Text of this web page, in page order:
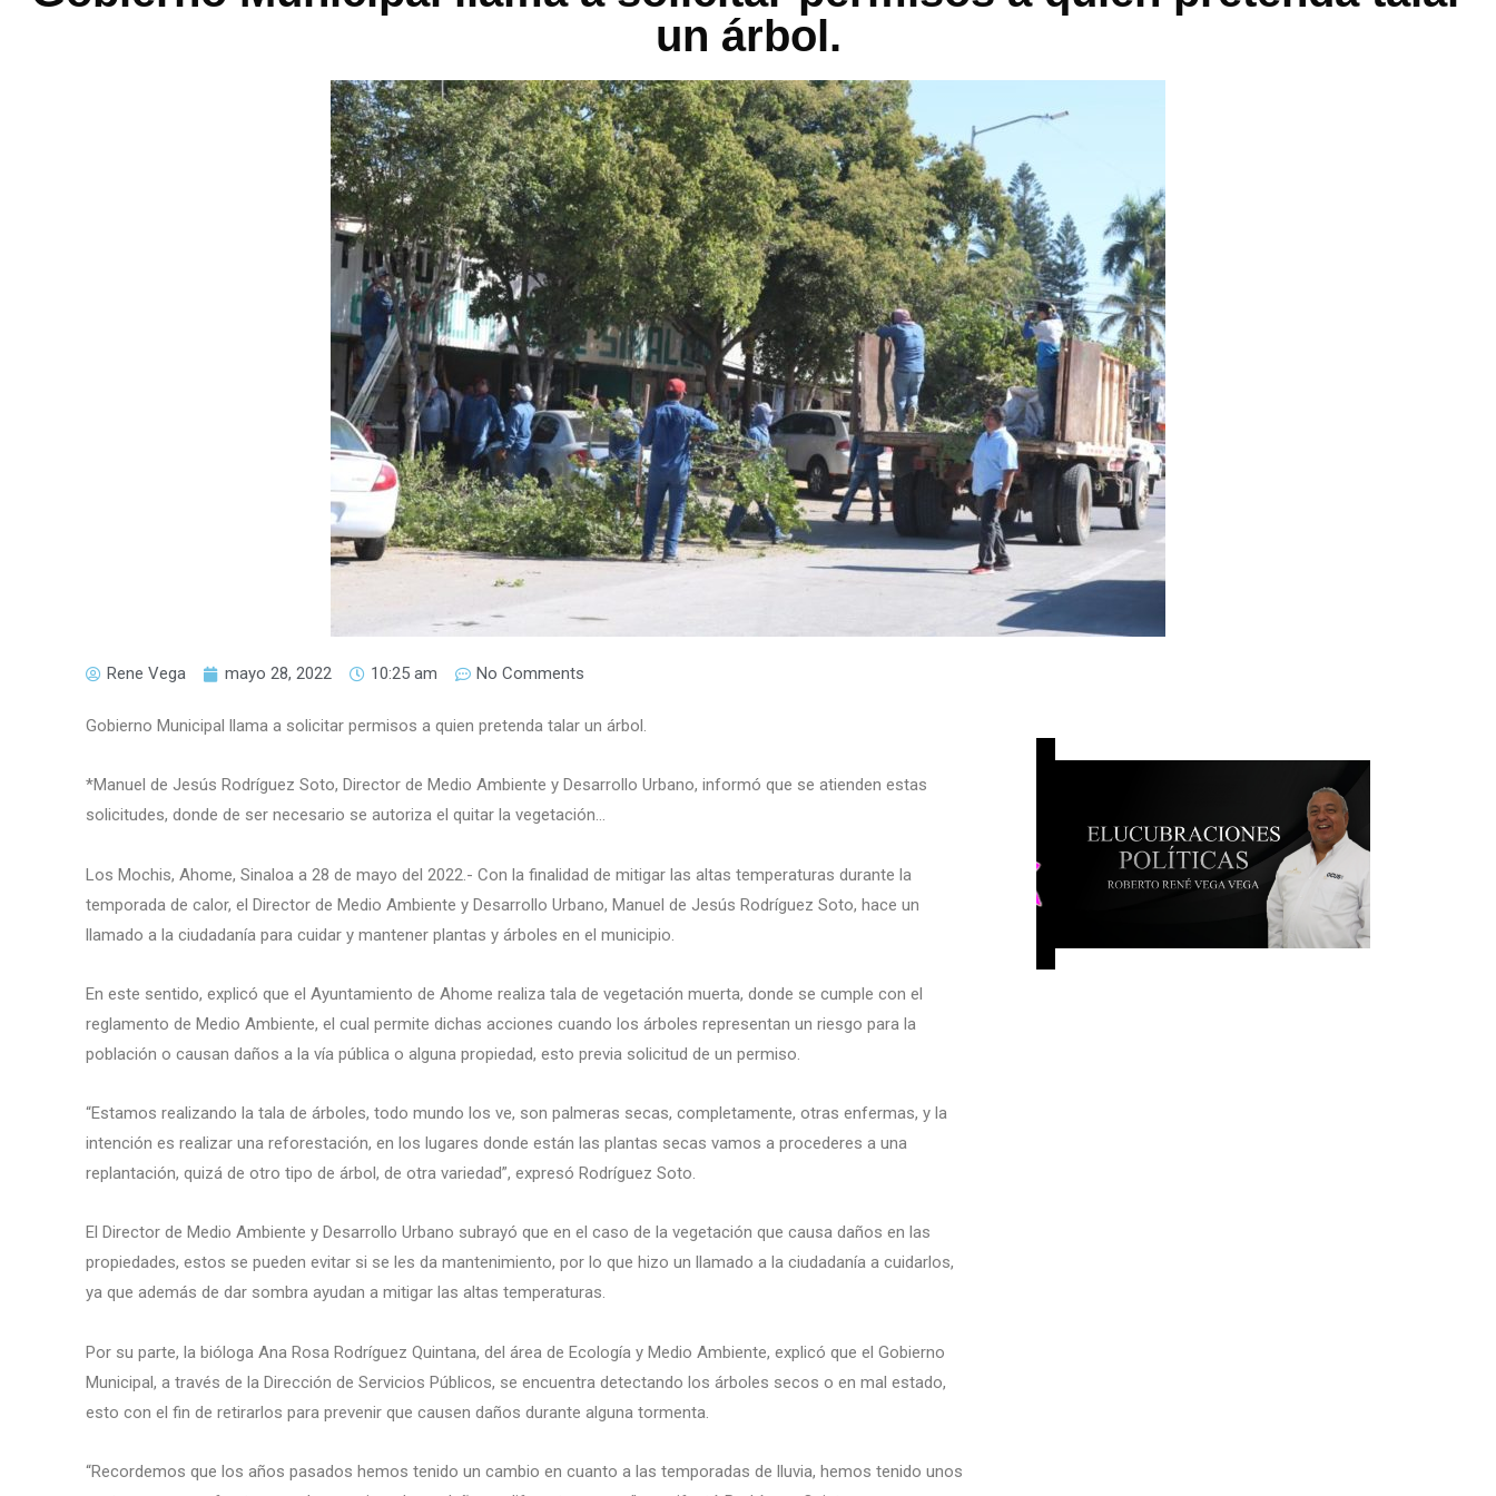
un árbol.
Rene Vega mayo 28, 2022 10:25 am No Comments
Gobierno Municipal llama a solicitar permisos a quien pretenda talar un árbol.
*Manuel de Jesús Rodríguez Soto, Director de Medio Ambiente y Desarrollo Urbano, informó que se atienden estas
solicitudes, donde de ser necesario se autoriza el quitar la vegetación…
Los Mochis, Ahome, Sinaloa a 28 de mayo del 2022.- Con la finalidad de mitigar las altas temperaturas durante la
temporada de calor, el Director de Medio Ambiente y Desarrollo Urbano, Manuel de Jesús Rodríguez Soto, hace un
llamado a la ciudadanía para cuidar y mantener plantas y árboles en el municipio.
En este sentido, explicó que el Ayuntamiento de Ahome realiza tala de vegetación muerta, donde se cumple con el
reglamento de Medio Ambiente, el cual permite dichas acciones cuando los árboles representan un riesgo para la
población o causan daños a la vía pública o alguna propiedad, esto previa solicitud de un permiso.
“Estamos realizando la tala de árboles, todo mundo los ve, son palmeras secas, completamente, otras enfermas, y la
intención es realizar una reforestación, en los lugares donde están las plantas secas vamos a procederes a una
replantación, quizá de otro tipo de árbol, de otra variedad”, expresó Rodríguez Soto.
El Director de Medio Ambiente y Desarrollo Urbano subrayó que en el caso de la vegetación que causa daños en las
propiedades, estos se pueden evitar si se les da mantenimiento, por lo que hizo un llamado a la ciudadanía a cuidarlos,
ya que además de dar sombra ayudan a mitigar las altas temperaturas.
Por su parte, la bióloga Ana Rosa Rodríguez Quintana, del área de Ecología y Medio Ambiente, explicó que el Gobierno
Municipal, a través de la Dirección de Servicios Públicos, se encuentra detectando los árboles secos o en mal estado,
esto con el fin de retirarlos para prevenir que causen daños durante alguna tormenta.
“Recordemos que los años pasados hemos tenido un cambio en cuanto a las temporadas de lluvia, hemos tenido unos